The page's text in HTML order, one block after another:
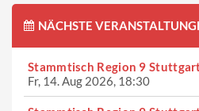
NÄCHSTE
Stammtisch Region 9
Fr, 14. Aug 2026, 18:30